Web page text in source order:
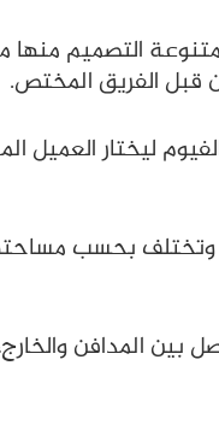
التصميم منها
قبل الفريق المختص.
ليختار العميل
الأسعار ما بين 100 ألف ل
المدافن